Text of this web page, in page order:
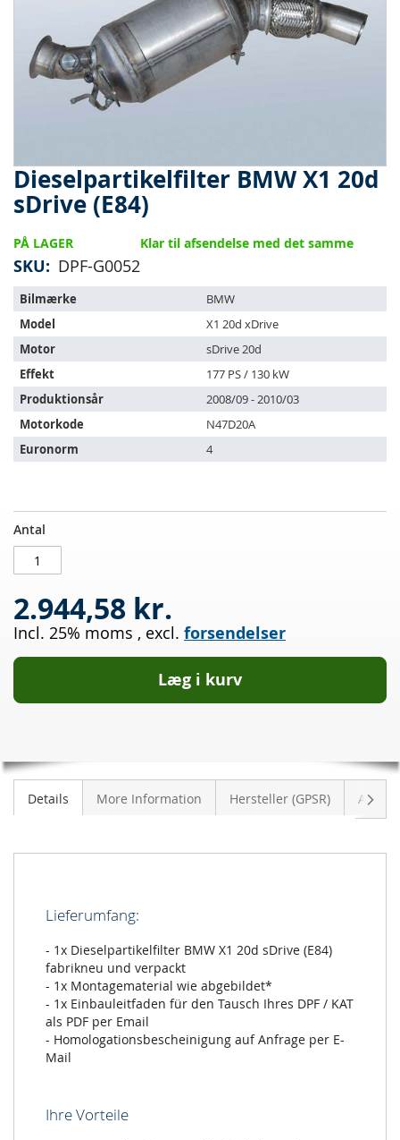
Dieselpartikelfilter BMW X1 20d
sDrive (E84)
PÅ LAGER
SKU DPF-G0052
Klar til afsendelse med det samme
Varen
passer
til
følgende
køretøjer:
Bilmærke
BMW
Model
X1 20d xDrive
Motor
sDrive 20d
Effekt
177 PS / 130 kW
Produktionsår
2008/09 - 2010/03
Motorkode
N47D20A
Euronorm
4
Dieselpartikelfilter
BMW
sDrive
(E84)
PÅ
LAGER
Antal
2.944,58 kr.
Incl. 25% moms , excl. forsendelser
Læg i kurv
Gå
til
starten
billedgalleriet
Details More Information Hersteller (GPSR)
Lieferumfang:
- 1x Dieselpartikelfilter BMW X1 20d sDrive (E84)
fabrikneu und verpackt
- 1x Montagematerial wie abgebildet*
- 1x Einbauleitfaden für den Tausch Ihres DPF / KAT
als PDF per Email
- Homologationsbescheinigung auf Anfrage per E-
Mail
Ihre Vorteile